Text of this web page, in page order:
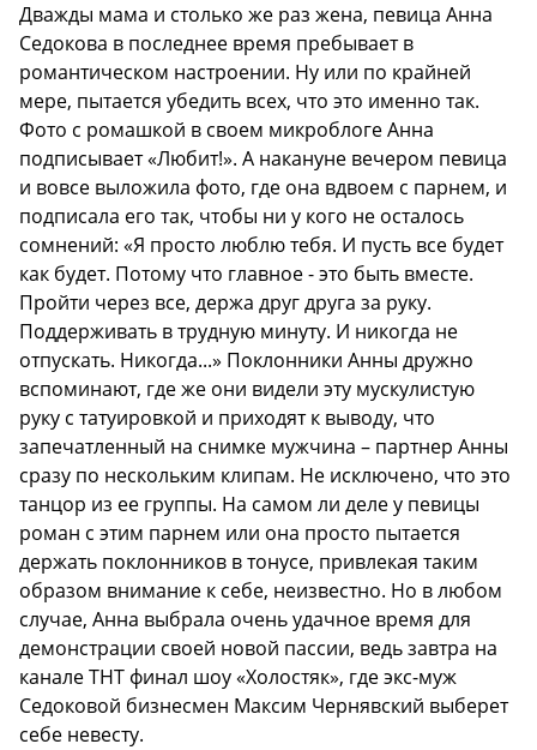
Дважды мама и столько же раз жена, певица Анна
Седокова в последнее время пребывает в
романтическом настроении. Ну или по крайней
мере, пытается убедить всех, что это именно так.
Фото с ромашкой в своем микроблоге Анна
подписывает «Любит!». А накануне вечером певица
и вовсе выложила фото, где она вдвоем с парнем, и
подписала его так, чтобы ни у кого не осталось
сомнений: «Я просто люблю тебя. И пусть все будет
как будет. Потому что главное - это быть вместе.
Пройти через все, держа друг друга за руку.
Поддерживать в трудную минуту. И никогда не
отпускать. Никогда...» Поклонники Анны дружно
вспоминают, где же они видели эту мускулистую
руку с татуировкой и приходят к выводу, что
запечатленный на снимке мужчина – партнер Анны
сразу по нескольким клипам. Не исключено, что это
танцор из ее группы. На самом ли деле у певицы
роман с этим парнем или она просто пытается
держать поклонников в тонусе, привлекая таким
образом внимание к себе, неизвестно. Но в любом
случае, Анна выбрала очень удачное время для
демонстрации своей новой пассии, ведь завтра на
канале ТНТ финал шоу «Холостяк», где экс-муж
Седоковой бизнесмен Максим Чернявский выберет
себе невесту.